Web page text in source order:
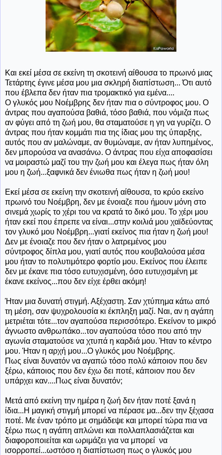
Και εκεί μέσα σε εκείνη τη σκοτεινή αίθουσα το πρωινό μιας
Τετάρτης έγινε μέσα μου μια σκληρή διαπίστωση... Ότι αυτό
που έβλεπα δεν ήταν πια τρομακτικό για εμένα....
Ο γλυκός μου Νοέμβρης δεν ήταν πια ο σύντροφος μου. Ο
άντρας που αγαπούσα βαθιά, τόσο βαθιά, που νόμιζα πως
αν φύγει από τη ζωή μου, θα σταματούσε η γη να γυρίζει. Ο
άντρας που ήταν κομμάτι πια της ίδιας μου της ύπαρξης,
αυτός που αν μαλώναμε, αν θυμώναμε, αν ήταν λυπημένος,
δεν μπορούσα να ανασάνω. Ο άντρας που είχα αποφασίσει
να μοιραστώ μαζί του την ζωή μου και έλεγα πως ήταν όλη
μου η ζωή...ξαφνικά δεν ένιωθα πως ήταν η ζωή μου!
Εκεί μέσα σε εκείνη την σκοτεινή αίθουσα, το κρύο εκείνο
πρωινό του Νοέμβρη, δεν με ένοιαζε που ήμουν μόνη στο
σινεμά χωρίς το χέρι του να κρατά το δικό μου. Το χέρι μου
ήταν εκεί που έπρεπε να είναι...στην κοιλιά μου χαϊδεύοντας
τον γλυκό μου Νοέμβρη...γιατί εκείνος πια ήταν η ζωή μου!
Δεν με ένοιαζε που δεν ήταν o λατρεμένος μου
σύντροφος δίπλα μου, γιατί αυτός που κουβαλούσα μέσα
μου ήταν το πολυτιμότερο φορτίο μου. Εκείνος που έλειπε
δεν με έκανε πια τόσο ευτυχισμένη, όσο ευτυχισμένη με
έκανε εκείνος...που δεν είχε έρθει ακόμη!
Ήταν μια δυνατή στιγμή. Αξέχαστη. Σαν χτύπημα κάτω από
τη μέση, σαν ψυχρολουσία κι έκπληξη μαζί. Ναι, αν η αγάπη
μετριέται τότε...τον αγαπούσα περισσότερο. Εκείνον το μικρό
άγνωστο ανθρωπάκο...τον αγαπούσα τόσο που από την
αγωνία σταματούσε να χτυπά η καρδιά μου. Ήταν το κέντρο
μου. Ήταν η αρχή μου...Ο γλυκός μου Νοέμβρης.
Πως είναι δυνατόν να αγαπώ τόσο πολύ κάποιον που δεν
ξέρω, κάποιος που δεν έχω δει ποτέ, κάποιον που δεν
υπάρχει καν....Πως είναι δυνατόν;
Μετά από εκείνη την ημέρα η ζωή δεν ήταν ποτέ ξανά η
ίδια...Η μαγική στιγμή μπορεί να πέρασε μα...δεν την ξέχασα
ποτέ. Με έναν τρόπο με σημάδεψε και μπορεί τώρα πια να
ξέρω πως η αγάπη απλώνει και πολλαπλασιάζεται και
διαφοροποιείται και ωριμάζει για να μπορεί να
ισορροπεί...ωστόσο η διαπίστωση πως ο γλυκός μου